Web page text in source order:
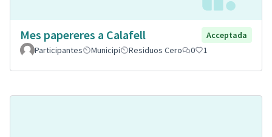
Mes papereres a Calafell
Acceptada
Participantes
Municipi Residuos Cero 0 1